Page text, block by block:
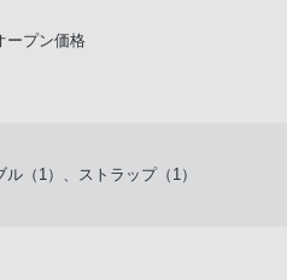
ープン価格
（1）、ストラップ（1）